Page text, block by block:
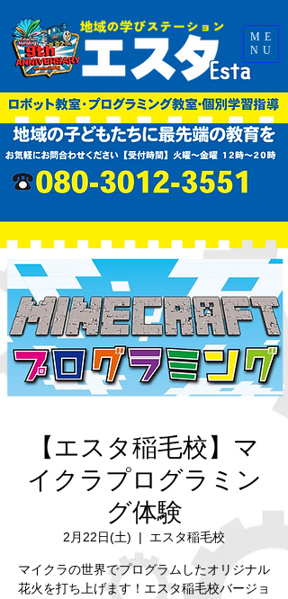
ME
NU
【エスタ稲毛校】マ
イクラプログラミン
グ体験
2月22日(土)
  |
エスタ稲毛校
マイクラの世界でプログラムしたオリジナル
花火を打ち上げます！エスタ稲毛校バージョ